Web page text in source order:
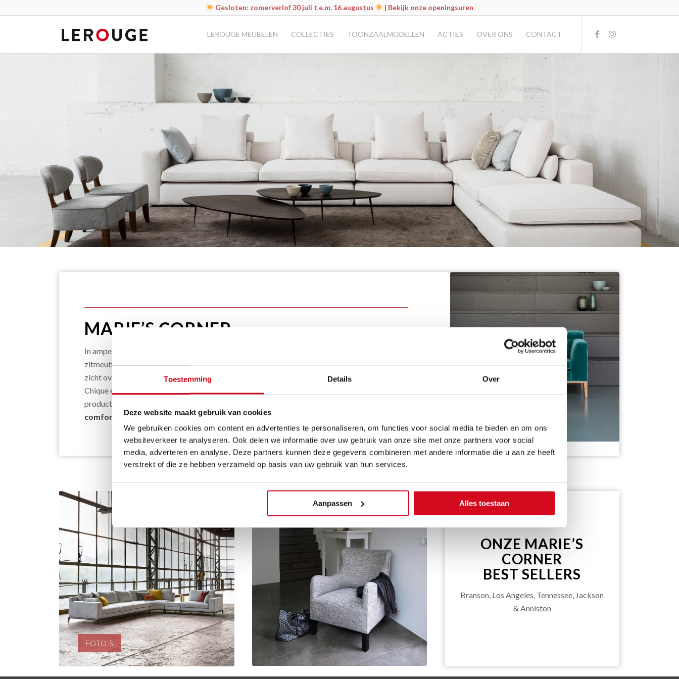
Toestemming Details Over
Deze website maakt gebruik van cookies
We gebruiken cookies om content en advertenties te personaliseren, om functies voor social media te bieden en om ons
websiteverkeer te analyseren. Ook delen we informatie over uw gebruik van onze site met onze partners voor social
media, adverteren en analyse. Deze partners kunnen deze gegevens combineren met andere informatie die u aan ze heeft
verstrekt of die ze hebben verzameld op basis van uw gebruik van hun services.
Aanpassen Alles toestaan
Gesloten: zomerverlof 30 juli t.e.m. 16 augustus | Bekijk onze openingsuren
LEROUGE MEUBELEN COLLECTIES TOONZAALMODELLEN ACTIES OVER ONS CONTACT
MARIE’S CORNER
In amper 25 jaar tijd werd Marie’s Corner een belangrijke referentie binnen de wereld van
zitmeubelen. Met hunsofa’s, armzetels, bergères en stoelen
zicht overtroffen. Niet alleen in eigen land, maar ook internationaal. Gezellig en eigentijds.
Chique en elegant. Marie’s Corner biedt prachtigefauteuils
productie. En met maar één obsessie in gedachten:
comfort
FOTO’S
ONZE MARIE’S
CORNER
BEST SELLERS
Branson, Los Angeles, Tennessee, Jackson
& Anniston